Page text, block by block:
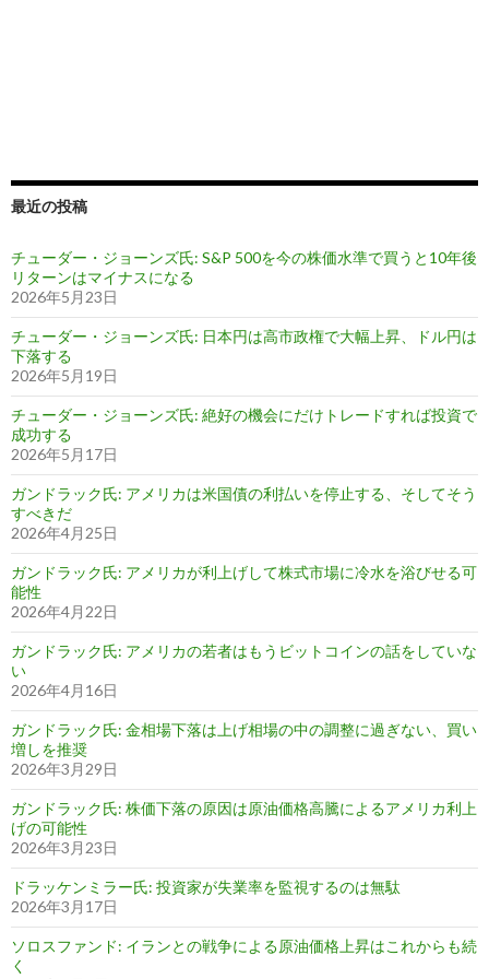
最近の投稿
チューダー・ジョーンズ氏: S&P 500を今の株価水準で買うと10年後
リターンはマイナスになる
2026年5月23日
チューダー・ジョーンズ氏: 日本円は高市政権で大幅上昇、ドル円は
下落する
2026年5月19日
チューダー・ジョーンズ氏: 絶好の機会にだけトレードすれば投資で
成功する
2026年5月17日
ガンドラック氏: アメリカは米国債の利払いを停止する、そしてそう
すべきだ
2026年4月25日
ガンドラック氏: アメリカが利上げして株式市場に冷水を浴びせる可
能性
2026年4月22日
ガンドラック氏: アメリカの若者はもうビットコインの話をしていな
い
2026年4月16日
ガンドラック氏: 金相場下落は上げ相場の中の調整に過ぎない、買い
増しを推奨
2026年3月29日
ガンドラック氏: 株価下落の原因は原油価格高騰によるアメリカ利上
げの可能性
2026年3月23日
ドラッケンミラー氏: 投資家が失業率を監視するのは無駄
2026年3月17日
ソロスファンド: イランとの戦争による原油価格上昇はこれからも続
く